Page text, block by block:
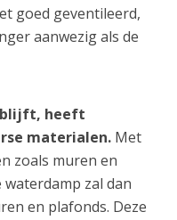
goed geventileerd,
aanwezig als de
blijft, heeft
materialen. Met
zoals muren en
zal dan
en plafonds. Deze